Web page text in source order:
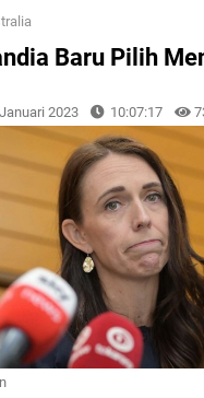
Baru Pilih
2023 10:07:17